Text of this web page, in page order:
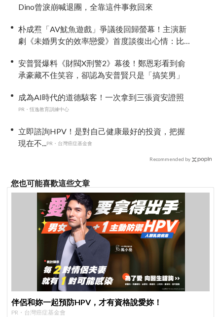
Dino曾淚崩喊退團，全靠這件事救回來
朴成焄「AV魷魚遊戲」爭議後回歸螢幕！主演新
劇《未婚男女的效率戀愛》首度談復出心情：比
安普賢爆料《財閥X刑警2》幕後！鄭恩彩看到俞
承豪藏不住笑容，卻認為安普賢只是「搞笑男」
成為AI時代的道德駭客！一次拿到三張資安證照
PR・恆逸教育訓練中心
立即諮詢HPV！是對自己健康最好的投資，把握
現在不...
PR・台灣癌症基金會
Recommended by
您也可能喜歡這些文章
伴侶和妳一起預防HPV，才有資格說愛妳！
PR・台灣癌症基金會